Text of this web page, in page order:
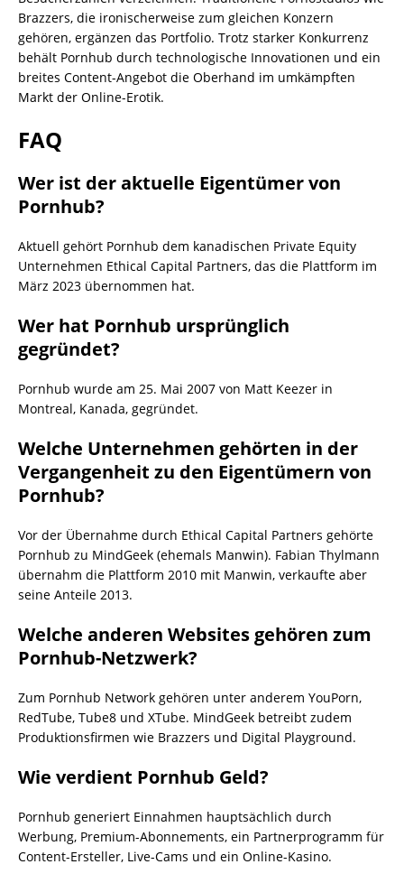
Brazzers, die ironischerweise zum gleichen Konzern
gehören, ergänzen das Portfolio. Trotz starker Konkurrenz
behält Pornhub durch technologische Innovationen und ein
breites Content-Angebot die Oberhand im umkämpften
Markt der Online-Erotik.
FAQ
Wer ist der aktuelle Eigentümer von
Pornhub?
Aktuell gehört Pornhub dem kanadischen Private Equity
Unternehmen Ethical Capital Partners, das die Plattform im
März 2023 übernommen hat.
Wer hat Pornhub ursprünglich
gegründet?
Pornhub wurde am 25. Mai 2007 von Matt Keezer in
Montreal, Kanada, gegründet.
Welche Unternehmen gehörten in der
Vergangenheit zu den Eigentümern von
Pornhub?
Vor der Übernahme durch Ethical Capital Partners gehörte
Pornhub zu MindGeek (ehemals Manwin). Fabian Thylmann
übernahm die Plattform 2010 mit Manwin, verkaufte aber
seine Anteile 2013.
Welche anderen Websites gehören zum
Pornhub-Netzwerk?
Zum Pornhub Network gehören unter anderem YouPorn,
RedTube, Tube8 und XTube. MindGeek betreibt zudem
Produktionsfirmen wie Brazzers und Digital Playground.
Wie verdient Pornhub Geld?
Pornhub generiert Einnahmen hauptsächlich durch
Werbung, Premium-Abonnements, ein Partnerprogramm für
Content-Ersteller, Live-Cams und ein Online-Kasino.